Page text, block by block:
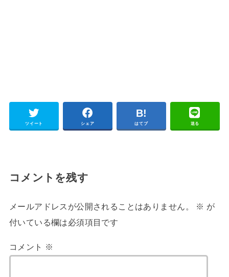
ツイート シェア はてブ 送る
コメントを残す
メールアドレスが公開されることはありません。 ※ が
付いている欄は必須項目です
コメント ※